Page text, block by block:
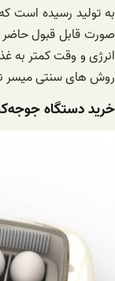
به تولید رسیده است
صورت قابل قبول حاضر
انرژی و وقت کمتر به
روش های سنتی میسر
خرید دستگاه‌